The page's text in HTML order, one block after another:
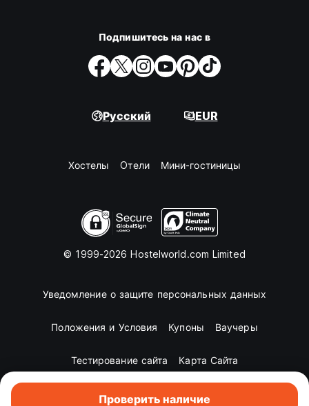
Проверить наличие
Подпишитесь на нас в
Русский EUR
Хостелы Oтели Мини-гостиницы
© 1999-2026 Hostelworld.com Limited
Уведомление о защите персональных данных
Положения и Условия Купоны Ваучеры
Тестирование сайта Карта Сайта